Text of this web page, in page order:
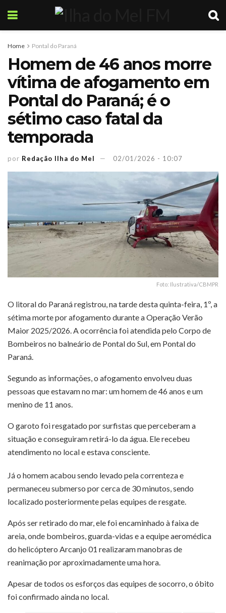
Home Pontal do Paraná
Homem de 46 anos morre
vítima de afogamento em
Pontal do Paraná; é o
sétimo caso fatal da
temporada
por Redação Ilha do Mel 02/01/2026 - 10:07
Foto: Ilustrativa/CBMPR
O litoral do Paraná registrou, na tarde desta quinta-feira, 1º, a
sétima morte por afogamento durante a Operação Verão
Maior 2025/2026. A ocorrência foi atendida pelo Corpo de
Bombeiros no balneário de Pontal do Sul, em Pontal do
Paraná.
Segundo as informações, o afogamento envolveu duas
pessoas que estavam no mar: um homem de 46 anos e um
menino de 11 anos.
O garoto foi resgatado por surfistas que perceberam a
situação e conseguiram retirá-lo da água. Ele recebeu
atendimento no local e estava consciente.
Já o homem acabou sendo levado pela correnteza e
permaneceu submerso por cerca de 30 minutos, sendo
localizado posteriormente pelas equipes de resgate.
Após ser retirado do mar, ele foi encaminhado à faixa de
areia, onde bombeiros, guarda-vidas e a equipe aeromédica
do helicóptero Arcanjo 01 realizaram manobras de
reanimação por aproximadamente uma hora.
Apesar de todos os esforços das equipes de socorro, o óbito
foi confirmado ainda no local.